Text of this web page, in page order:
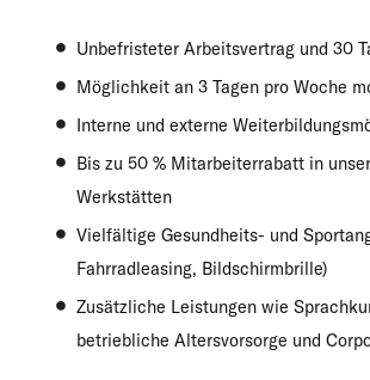
Unbefristeter Arbeitsvertrag und 30
Möglichkeit an 3 Tagen pro Woche
Interne und externe
Bis zu 50 % Mitarbeiterrabatt in
Werkstätten
Vielfältige Gesundheits- und
Fahrradleasing, Bildschirmbrille)
Zusätzliche Leistungen wie
betriebliche Altersvorsorge und